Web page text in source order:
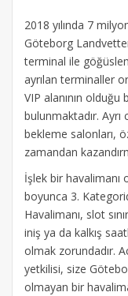
2018 yılında 7
Göteborg
terminal ile
ayrılan terminaller
VIP alanının olduğu
bulunmaktadır. Ayrı
bekleme salonları,
zamandan
İşlek bir havalimanı
boyunca 3.
Havalimanı, slot
iniş ya da kalkış
olmak zorundadır.
yetkilisi, size
olmayan bir